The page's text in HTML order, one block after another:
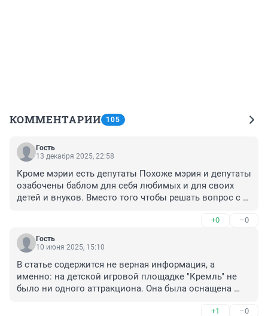
КОММЕНТАРИИ 105
Гость
13 декабря 2025, 22:58
Кроме мэрии есть депутаты Похоже мэрия и депутаты
озабочены баблом для себя любимых и для своих
детей и внуков. Вместо того чтобы решать вопрос с
Единая Россия озабочена строительством парков и
скверов ,где можно безнаказанно воровать
+0 –0
Гость
10 июня 2025, 15:10
В статье содержится не верная информация, а
именно: на детской игровой площадке "Кремль" не
было ни одного аттракциона. Она была оснащена
+1 –0